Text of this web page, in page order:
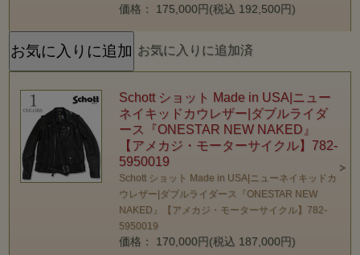
価格： 175,000円(税込 192,500円)
お気に入りに追加済
Schott ショット Made in USA|ニュー
ネイキッドカウレザー|ダブルライダ
ース『ONESTAR NEW NAKED』
【アメカジ・モーターサイクル】782-
5950019
Schott ショット Made in USA|ニューネイキッドカ
ウレザー|ダブルライダース『ONESTAR NEW
NAKED』【アメカジ・モーターサイクル】782-
5950019
価格： 170,000円(税込 187,000円)